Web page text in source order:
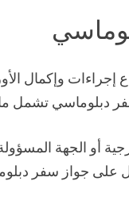
وإكمال
دبلوماسي تشمل
أو الجهة
جواز سفر